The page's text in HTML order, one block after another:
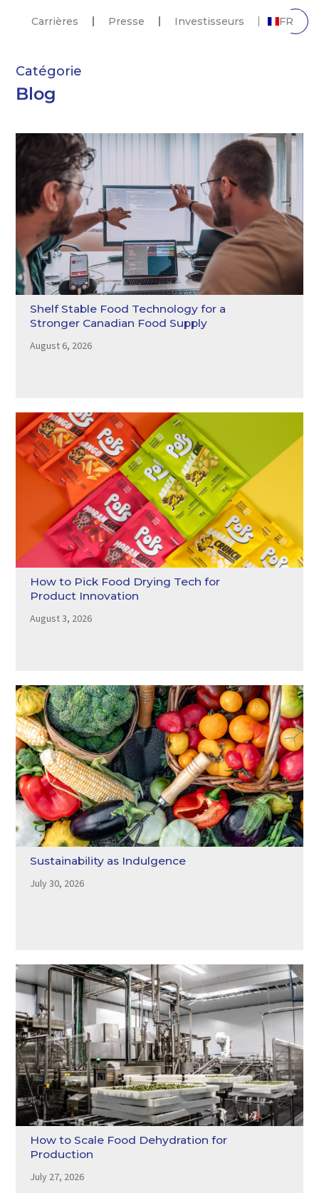
Carrières Presse Investisseurs FR
Catégorie
Blog
Shelf Stable Food Technology for a
Stronger Canadian Food Supply
August 6, 2026
How to Pick Food Drying Tech for
Product Innovation
August 3, 2026
Sustainability as Indulgence
July 30, 2026
How to Scale Food Dehydration for
Production
July 27, 2026